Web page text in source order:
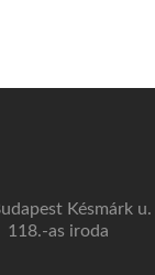
Késmárk u.
118.-as iroda